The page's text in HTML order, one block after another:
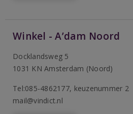
Winkel - A’dam Noord
Docklandsweg 5
1031 KN Amsterdam (Noord)
Tel:085-4862177, keuzenummer 2
mail@vindict.nl